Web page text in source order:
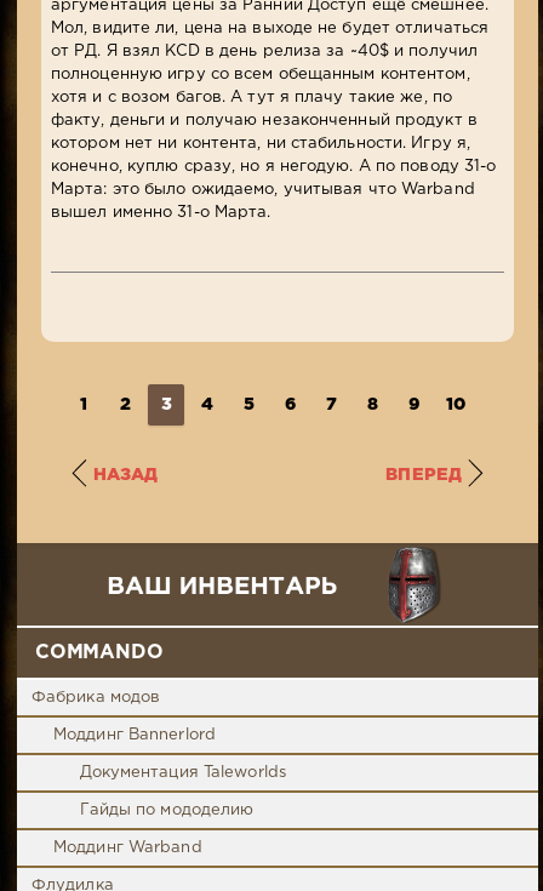
аргументация цены за Ранний Доступ ещё смешнее.
Мол, видите ли, цена на выходе не будет отличаться
от РД. Я взял KCD в день релиза за ~40$ и получил
полноценную игру со всем обещанным контентом,
хотя и с возом багов. А тут я плачу такие же, по
факту, деньги и получаю незаконченный продукт в
котором нет ни контента, ни стабильности. Игру я,
конечно, куплю сразу, но я негодую. А по поводу 31-о
Марта: это было ожидаемо, учитывая что Warband
вышел именно 31-о Марта.
1 2 3 4 5 6 7 8 9 10
НАЗАД ВПЕРЕД
COMMANDO
Фабрика модов
Моддинг Bannerlord
Документация Taleworlds
Гайды по мододелию
Моддинг Warband
Флудилка